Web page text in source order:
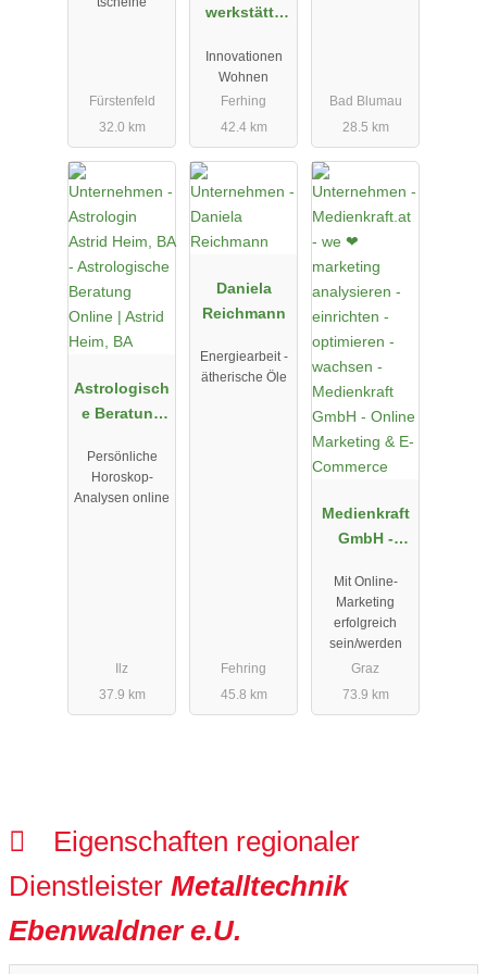
Fürstenfeld
32.0 km
werkstätte
& COKG
Innovationen
Wohnen
Ferhing
42.4 km
Bad Blumau
28.5 km
Astrologisch
e Beratung
Astrid Heim,
Persönliche
Horoskop-
Analysen online
Ilz
37.9 km
Daniela
Reichmann
Energiearbeit -
ätherische Öle
Fehring
45.8 km
Medienkraft
GmbH -
Marketing &
E-Commerce
Mit Online-
Marketing
erfolgreich
sein/werden
Graz
73.9 km
Eigenschaften regionaler
Dienstleister Metalltechnik
Ebenwaldner e.U.